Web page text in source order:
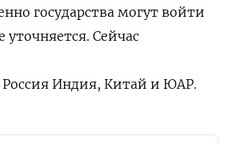
государства могут войти
уточняется. Сейчас
Россия Индия, Китай и ЮАР.